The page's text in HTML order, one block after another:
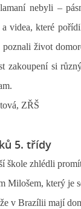
nebyli –
videa, které
život
zakoupení si
ZŘŠ
5. třídy
škole zhlédli
Milošem, který je
v Brazílii mají